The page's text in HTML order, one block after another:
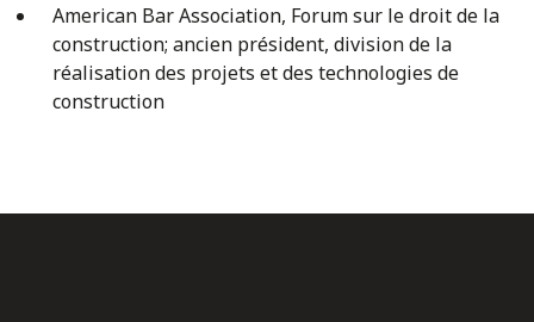
American Bar Association, Forum sur le droit de la
construction; ancien président, division de la
réalisation des projets et des technologies de
construction